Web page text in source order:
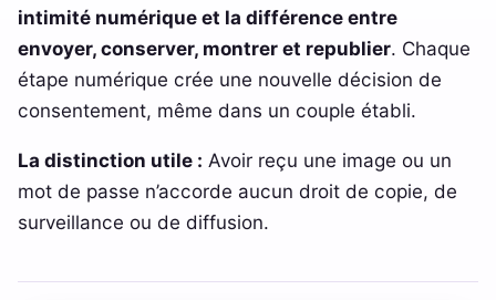
intimité numérique et la différence entre
envoyer, conserver, montrer et republier. Chaque
étape numérique crée une nouvelle décision de
consentement, même dans un couple établi.
La distinction utile : Avoir reçu une image ou un
mot de passe n’accorde aucun droit de copie, de
surveillance ou de diffusion.